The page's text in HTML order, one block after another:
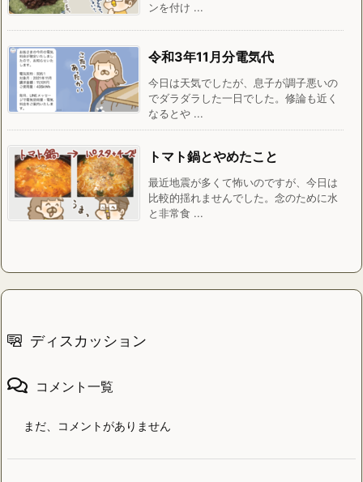
ンを付け ...
令和3年11月分電気代
今日は天気でしたが、息子が調子悪いの
でダラダラした一日でした。修論も近く
なるとや ...
トマト鍋とやめたこと
最近地震が多くて怖いのですが、今日は
比較的揺れませんでした。念のために水
と非常食 ...
ディスカッション
コメント一覧
まだ、コメントがありません